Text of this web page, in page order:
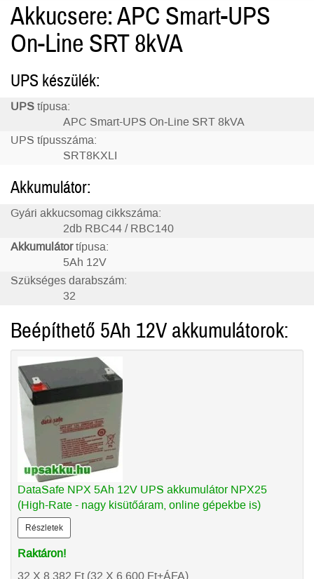
Akkucsere: APC Smart-UPS
On‑Line SRT 8kVA
UPS készülék:
UPS típusa:
APC Smart-UPS On‑Line SRT 8kVA
UPS típusszáma:
SRT8KXLI
Akkumulátor:
Gyári akkucsomag cikkszáma:
2db RBC44 / RBC140
Akkumulátortípusa:
5Ah 12V
Szükséges darabszám:
32
Beépíthető 5Ah 12V akkumulátorok:
DataSafe NPX 5Ah 12V UPS akkumulátor NPX25
(High-Rate - nagy kisütőáram, online gépekbe is)
Részletek
Raktáron!
32 X 8.382 Ft(32 X 6.600 Ft+ÁFA)